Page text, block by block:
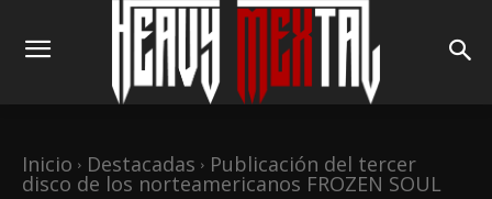
Inicio Destacadas Publicación del tercer
disco de los norteamericanos FROZEN SOUL